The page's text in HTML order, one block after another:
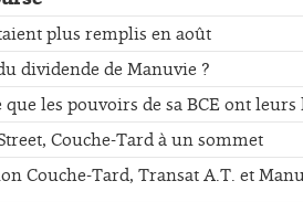
plus remplis en août
dividende de Manuvie ?
les pouvoirs de sa BCE ont
Couche-Tard à un sommet
Couche-Tard, Transat A.T. et